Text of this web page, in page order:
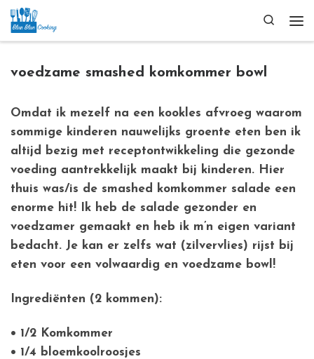
Ga naar inhoud
Search
voedzame smashed komkommer bowl
Omdat ik mezelf na een kookles afvroeg waarom
sommige kinderen nauwelijks groente eten ben ik
altijd bezig met receptontwikkeling die gezonde
voeding aantrekkelijk maakt bij kinderen. Hier
thuis was/is de smashed komkommer salade een
enorme hit! Ik heb de salade gezonder en
voedzamer gemaakt en heb ik m’n eigen variant
bedacht. Je kan er zelfs wat (zilvervlies) rijst bij
eten voor een volwaardig en voedzame bowl!
Ingrediënten (2 kommen):
• 1/2 Komkommer
• 1/4 bloemkoolroosjes